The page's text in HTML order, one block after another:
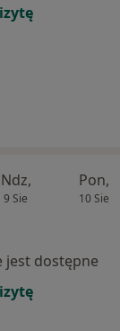
Ndz,
9 Sie
Pon,
10 Sie
jest dostępne